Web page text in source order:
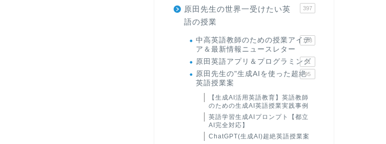
原田先生の世界一受けたい英
語の授業
397
中高英語教師のための授業アイデ
ア＆最新情報ニュースレター
168
原田英語アプリ＆プログラミング
31
原田先生の"生成AIを使った超絶
英語授業案
95
【生成AI活用英語教育】英語教師
のための生成AI英語授業実践事例
英語学習生成AIプロンプト【都立
AI完全対応】
ChatGPT(生成AI)超絶英語授業案